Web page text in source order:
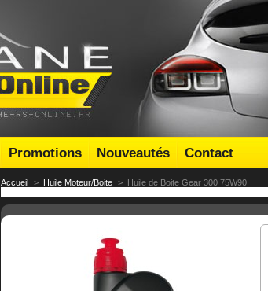
Promotions Nouveautés Contact
Accueil > Huile Moteur/Boite > Huile de Boite Gear 300 75W90